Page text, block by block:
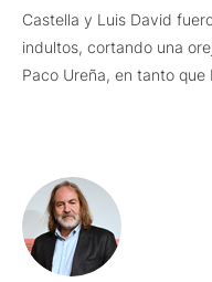
Castella y Luis David
indultos, cortando una
Paco Ureña, en tanto